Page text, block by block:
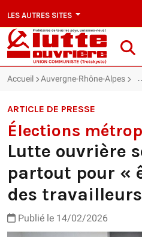
LES AUTRES SITES
Accueil Auvergne-Rhône-Alpes
ARTICLE DE PRESSE
Élections
Lutte ouvrière
partout pour «
des
Publié le 14/02/2026